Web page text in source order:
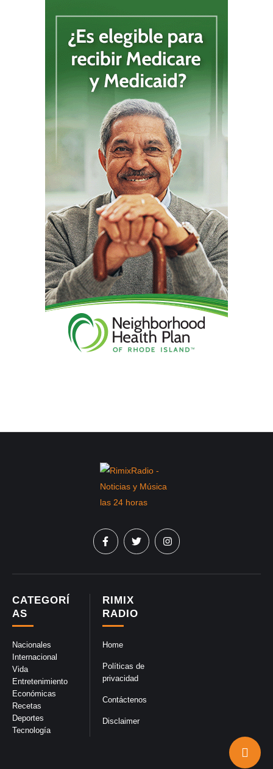
RIMIX
RADIO
Home
Políticas de
privacidad
Contáctenos
Disclaimer
CATEGORÍ
AS
Nacionales
Internacional
Vida
Entretenimiento
Económicas
Recetas
Deportes
Tecnología